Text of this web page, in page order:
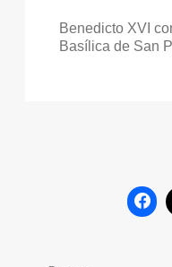
Benedicto XVI
Basílica de San